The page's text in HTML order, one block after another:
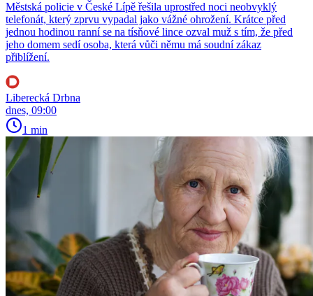
Městská policie v České Lípě řešila uprostřed noci neobvyklý
telefonát, který zprvu vypadal jako vážné ohrožení. Krátce před
jednou hodinou ranní se na tísňové lince ozval muž s tím, že před
jeho domem sedí osoba, která vůči němu má soudní zákaz
přiblížení.
Liberecká Drbna
dnes, 09:00
1 min